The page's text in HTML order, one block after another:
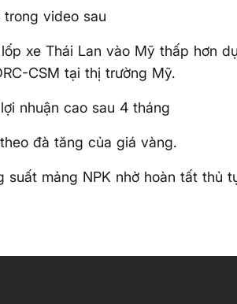
video sau
xe Thái Lan vào Mỹ thấp hơn
CSM tại thị trường Mỹ.
nhuận cao sau 4 tháng
đà tăng của giá vàng.
suất mảng NPK nhờ hoàn tất thủ